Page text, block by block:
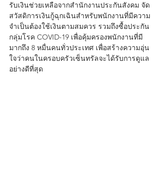
รับเงินช่วยเหลือจากสำนักงานประกันสังคม จัด
สวัสดิการเงินกู้ฉุกเฉินสำหรับพนักงานที่มีความ
จำเป็นต้องใช้เงินตามสมควร รวมถึงซื้อประกัน
กลุ่มโรค COVID-19 เพื่อคุ้มครองพนักงานที่มี
มากถึง 8 หมื่นคนทั่วประเทศ เพื่อสร้างความอุ่น
ใจว่าคนในครอบครัวเซ็นทรัลจะได้รับการดูแล
อย่างดีที่สุด